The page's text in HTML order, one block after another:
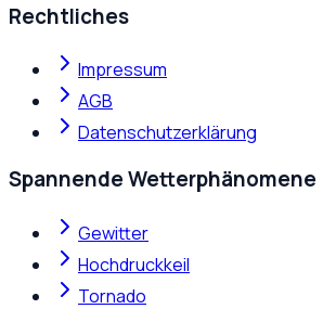
Rechtliches
Impressum
AGB
Datenschutzerklärung
Spannende Wetterphänomene
Gewitter
Hochdruckkeil
Tornado